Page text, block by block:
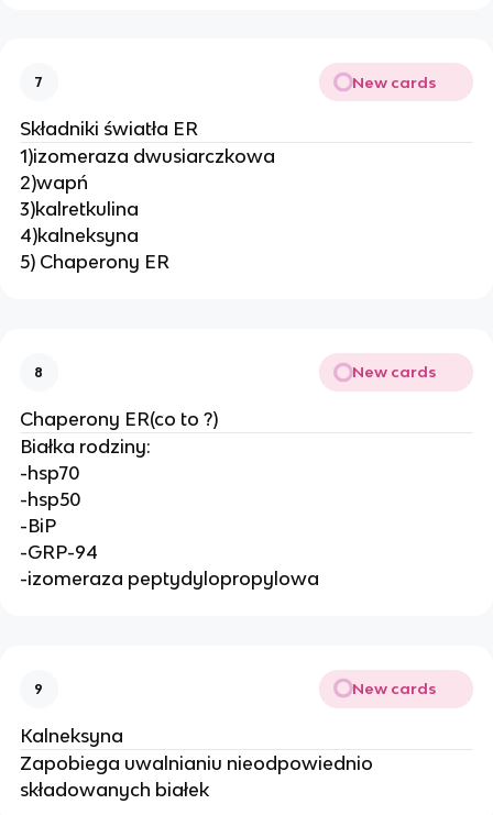
7 New cards
Składniki światła ER
1)izomeraza dwusiarczkowa
2)wapń
3)kalretkulina
4)kalneksyna
5) Chaperony ER
8 New cards
Chaperony ER(co to ?)
Białka rodziny:
-hsp70
-hsp50
-BiP
-GRP-94
-izomeraza peptydylopropylowa
9 New cards
Kalneksyna
Zapobiega uwalnianiu nieodpowiednio
składowanych białek